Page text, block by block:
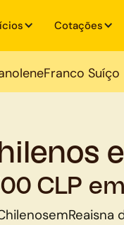
Cotações
IeneFranco Suíço
CLP
emReaisna